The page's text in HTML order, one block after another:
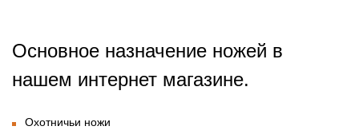
Основное назначение ножей в
нашем интернет магазине.
Охотничьи ножи